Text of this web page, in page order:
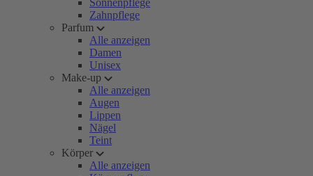
Sonnenpflege
Zahnpflege
Parfum
Alle anzeigen
Damen
Unisex
Make-up
Alle anzeigen
Augen
Lippen
Nägel
Teint
Körper
Alle anzeigen